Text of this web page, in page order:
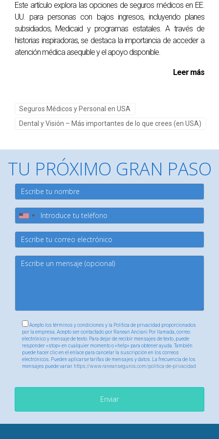
romper tu presupuesto. Ya sea optando por seguros
independientes, planes de descuento o aprovechando
programas gubernamentales, hay recursos disponibles
para ti. Recuerda siempre investigar cuidadosamente cada
opción antes de tomar una decisión final; tu salud merece
dudes en actuar! Si deseas más información personalizada
sobre cómo obtener el mejor seguro dental o visual para ti,
¿Estás listo para cuidar tu sonrisa?
No esperes más; explora tus opciones hoy mismo y
asegúrate una atención adecuada.
¿Tienes dudas sobre qué plan elegir?
Consulta con expertos o busca asesoría online; hay
muchas personas dispuestas a ayudarte.
¡Tu salud es lo primero!
futuros.
Preguntas Frecuentes
¿Puedo obtener un seguro dental si no tengo
seguro médico?
específicamente para cubrir servicios dentales sin
necesidad de tener un seguro médico general.
Este artículo explora las opciones de seguros médicos en EE.
UU. para personas con bajos ingresos, incluyendo planes
subsidiados, Medicaid y programas estatales. A través de
historias inspiradoras, se destaca la importancia de acceder a
atención médica asequible y el apoyo disponible.
Leer más
Seguros Médicos y Personal en USA
Dental y Visión – Más importantes de lo que crees (en USA)
TU PRÓXIMO GRAN PASO
Acepto los términos y condiciones y la Política de privacidad proporcionados
por la empresa. Acepto ser contactado por Ranean Anciani Por llamada, correo
electrónico y mensaje de texto. Para dejar de recibir mensajes de texto, puede
responder «stop» en cualquier momento o «help» para obtener ayuda. También
puede hacer clic en el enlace para cancelar la suscripción en los correos
electrónicos. Pueden aplicarse tarifas de mensajes y datos. La frecuencia de los
mensajes puede variar. https://www.raneanseguros.com/politica-de-privacidad
Enviar